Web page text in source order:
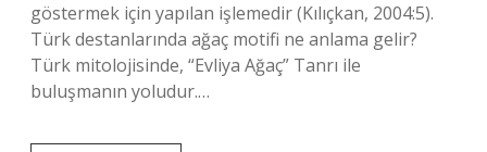
göstermek için yapılan işlemedir (Kılıçkan, 2004:5).
Türk destanlarında ağaç motifi ne anlama gelir?
Türk mitolojisinde, “Evliya Ağaç” Tanrı ile
buluşmanın yoludur.…